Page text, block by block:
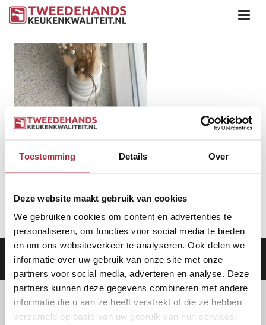
Toestemming Details Over
Deze website maakt gebruik van cookies
We gebruiken cookies om content en advertenties te
personaliseren, om functies voor social media te bieden
en om ons websiteverkeer te analyseren. Ook delen we
informatie over uw gebruik van onze site met onze
partners voor social media, adverteren en analyse. Deze
partners kunnen deze gegevens combineren met andere
informatie die u aan ze heeft verstrekt of die ze hebben
verzameld op basis van uw gebruik van hun services.
Aanbod| Keukens |Levering|Garantie|Privacy Beleid